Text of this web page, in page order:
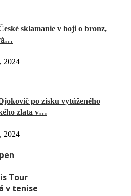
sklamanie v boji o bronz,
2024
po zisku vytúženého
zlata v…
2024
Tour
v tenise